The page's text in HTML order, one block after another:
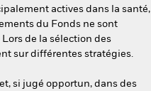
actives dans la santé,
du Fonds ne sont
de la sélection des
sur différentes stratégies.
si jugé opportun, dans des